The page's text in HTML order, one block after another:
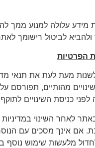
מידע עלולה למנוע ממך
לביטול רישומך
הפרטיות
מעת לעת את תנאי
שינויים מהותיים, תפורסם
כניסת השינויים לתוקף.
לאחר השינוי
אם אינך מסכים עם
מלעשות שימוש נוסף